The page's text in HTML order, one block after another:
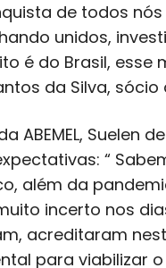
de todos
unidos,
é do Brasil, esse
da Silva,
ABEMEL, Suelen
“
além da
incerto nos
acreditaram
para viabilizar